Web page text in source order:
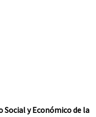
y Económico de la